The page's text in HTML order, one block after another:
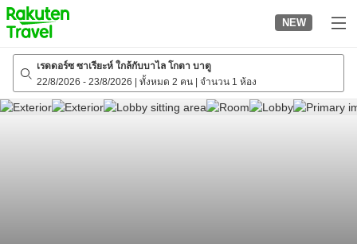
to
top
page
NEW
เรดดอร์ซ ซาเรียะห์ ใกล้กับบาไล โกตา บาตู
22/8/2026 - 23/8/2026 ทั้งหมด 2 คน จำนวน 1 ห้อง